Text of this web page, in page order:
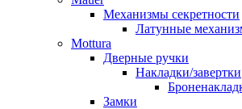
Механизмы секретности
Латунные
Mottura
Дверные ручки
Накладки/завертки
Замки